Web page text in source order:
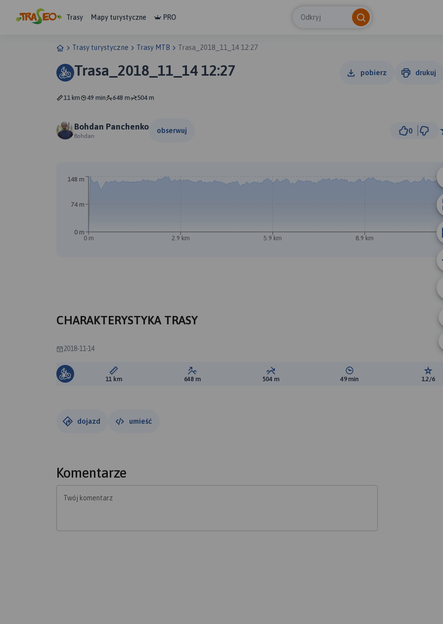
Trasy Mapy turystyczne PRO Odkryj
Trasy turystyczne Trasy MTB Trasa_2018_11_14 12:27
Trasa_2018_11_14 12:27 pobierz drukuj
11 km 49 min 648 m 504 m
Bohdan Panchenko
Bohdan
obserwuj 0
1 km
0 m 2.9 km 5.9 km 8.9 km
0 m
74 m
148 m
CHARAKTERYSTYKA TRASY
2018-11-14
Długość trasy:
11 km Suma przewyższeń:
648 m Suma spadków:
504 m Średni czas potrzebny na
49 min 1.2/6
dojazd umieść
Komentarze
Twój komentarz